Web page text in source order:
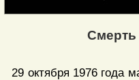
Смерть
29 октября 1976 года